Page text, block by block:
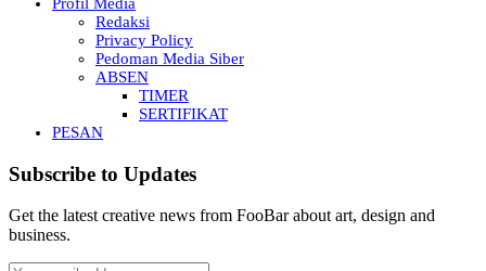
Redaksi
Privacy Policy
Pedoman Media Siber
ABSEN
TIMER
SERTIFIKAT
PESAN
Subscribe to Updates
Get the latest creative news from FooBar about art, design and
business.